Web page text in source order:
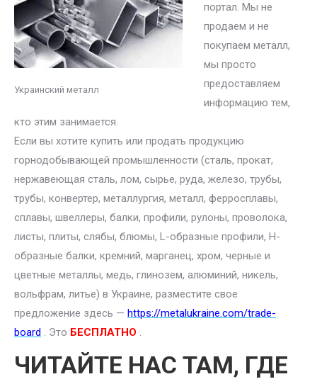
Украинский металл
портал. Мы не
продаем и не
покупаем металл,
мы просто
предоставляем
информацию тем,
кто этим занимается.
Если вы хотите купить или продать продукцию
горнодобывающей промышленности (сталь, прокат,
нержавеющая сталь, лом, сырье, руда, железо, трубы,
трубы, конвертер, металлургия, металл, ферросплавы,
сплавы, швеллеры, балки, профили, рулоны, проволока,
листы, плиты, слябы, блюмы, L-образные профили, H-
образные балки, кремний, марганец, хром, черные и
цветные металлы, медь, глинозем, алюминий, никель,
вольфрам, литье) в Украине, разместите свое
предложение здесь — https://metalukraine.com/trade-
board . Это БЕСПЛАТНО .
ЧИТАЙТЕ НАС ТАМ, ГДЕ